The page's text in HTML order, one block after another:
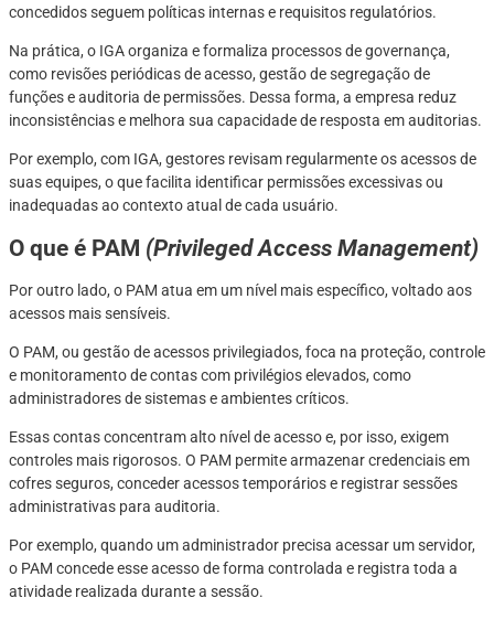
concedidos seguem políticas internas e requisitos regulatórios.
Na prática, o IGA organiza e formaliza processos de governança,
como revisões periódicas de acesso, gestão de segregação de
funções e auditoria de permissões. Dessa forma, a empresa reduz
inconsistências e melhora sua capacidade de resposta em auditorias.
Por exemplo, com IGA, gestores revisam regularmente os acessos de
suas equipes, o que facilita identificar permissões excessivas ou
inadequadas ao contexto atual de cada usuário.
O que é PAM (Privileged Access Management)
Por outro lado, o PAM atua em um nível mais específico, voltado aos
acessos mais sensíveis.
O PAM, ou gestão de acessos privilegiados, foca na proteção, controle
e monitoramento de contas com privilégios elevados, como
administradores de sistemas e ambientes críticos.
Essas contas concentram alto nível de acesso e, por isso, exigem
controles mais rigorosos. O PAM permite armazenar credenciais em
cofres seguros, conceder acessos temporários e registrar sessões
administrativas para auditoria.
Por exemplo, quando um administrador precisa acessar um servidor,
o PAM concede esse acesso de forma controlada e registra toda a
atividade realizada durante a sessão.